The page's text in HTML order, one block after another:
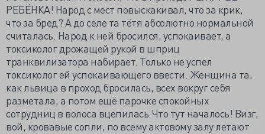
РЕБЁНКА! Народ с мест повыскакивал, что за крик,
что за бред? А до селе та тётя абсолютно нормальной
считалась. Народ к ней бросился, успокаивает, а
токсиколог дрожащей рукой в шприц
транквилизатора набирает. Только не успел
токсиколог ей успокаивающего ввести. Женщина та,
как львица в проход бросилась, всех вокруг себя
разметала, а потом ещё парочке спокойных
сотрудниц в волоса вцепилась.Что тут началось! Визг,
вой, кровавые сопли, по всему актовому залу летают